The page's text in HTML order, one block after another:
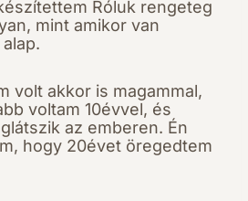
Róluk rengeteg
mint amikor van
volt akkor is magammal,
voltam 10évvel, és
az emberen. Én
hogy 20évet öregedtem